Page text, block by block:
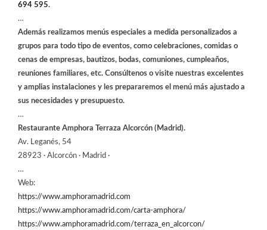
694 595.
…
Además realizamos menús especiales a medida personalizados a
grupos para todo tipo de eventos, como celebraciones, comidas o
cenas de empresas, bautizos, bodas, comuniones, cumpleaños,
reuniones familiares, etc. Consúltenos o visite nuestras excelentes
y amplias instalaciones y les prepararemos el menú más ajustado a
sus necesidades y presupuesto.
…
Restaurante Amphora Terraza Alcorcón (Madrid).
Av. Leganés, 54
28923 · Alcorcón · Madrid ·
…
Web:
https://www.amphoramadrid.com
https://www.amphoramadrid.com/carta-amphora/
https://www.amphoramadrid.com/terraza_en_alcorcon/